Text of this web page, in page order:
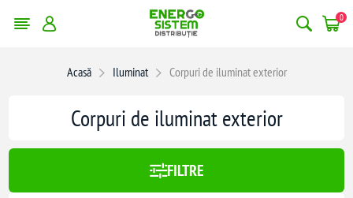
0
Acasă Iluminat Corpuri de iluminat exterior
filtrele
1880
Corpuri de iluminat exterior
FILTRE